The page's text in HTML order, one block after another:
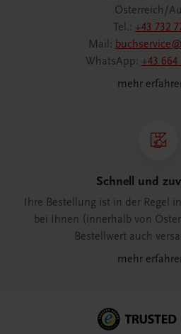
Österreich/
Tel.: +43 732
Mail:
WhatsApp: +43 664
mehr
Schnell und
Ihre Bestellung ist in der Regel
bei Ihnen (innerhalb von
Bestellwert auch
mehr